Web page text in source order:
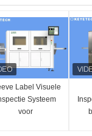
Label Visuele
Systeem
voor